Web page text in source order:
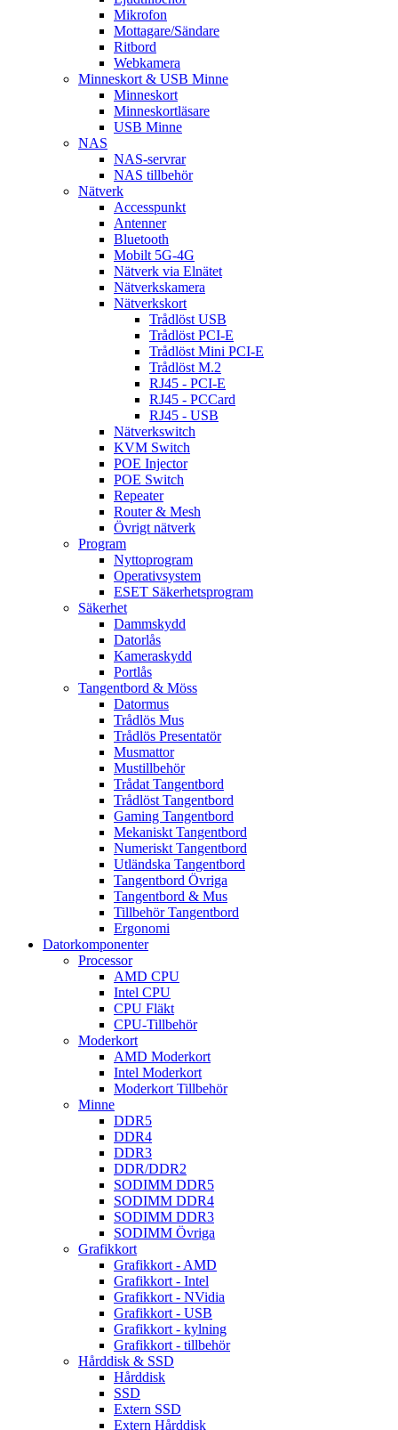
Mikrofon
Mottagare/Sändare
Ritbord
Webkamera
Minneskort & USB Minne
Minneskort
Minneskortläsare
USB Minne
NAS
NAS-servrar
NAS tillbehör
Nätverk
Accesspunkt
Antenner
Bluetooth
Mobilt 5G-4G
Nätverk via Elnätet
Nätverkskamera
Nätverkskort
Trådlöst USB
Trådlöst PCI-E
Trådlöst Mini PCI-E
Trådlöst M.2
RJ45 - PCI-E
RJ45 - PCCard
RJ45 - USB
Nätverkswitch
KVM Switch
POE Injector
POE Switch
Repeater
Router & Mesh
Övrigt nätverk
Program
Nyttoprogram
Operativsystem
ESET Säkerhetsprogram
Säkerhet
Dammskydd
Datorlås
Kameraskydd
Portlås
Tangentbord & Möss
Datormus
Trådlös Mus
Trådlös Presentatör
Musmattor
Mustillbehör
Trådat Tangentbord
Trådlöst Tangentbord
Gaming Tangentbord
Mekaniskt Tangentbord
Numeriskt Tangentbord
Utländska Tangentbord
Tangentbord Övriga
Tangentbord & Mus
Tillbehör Tangentbord
Ergonomi
Datorkomponenter
Processor
AMD CPU
Intel CPU
CPU Fläkt
CPU-Tillbehör
Moderkort
AMD Moderkort
Intel Moderkort
Moderkort Tillbehör
Minne
DDR5
DDR4
DDR3
DDR/DDR2
SODIMM DDR5
SODIMM DDR4
SODIMM DDR3
SODIMM Övriga
Grafikkort
Grafikkort - AMD
Grafikkort - Intel
Grafikkort - NVidia
Grafikkort - USB
Grafikkort - kylning
Grafikkort - tillbehör
Hårddisk & SSD
Hårddisk
SSD
Extern SSD
Extern Hårddisk